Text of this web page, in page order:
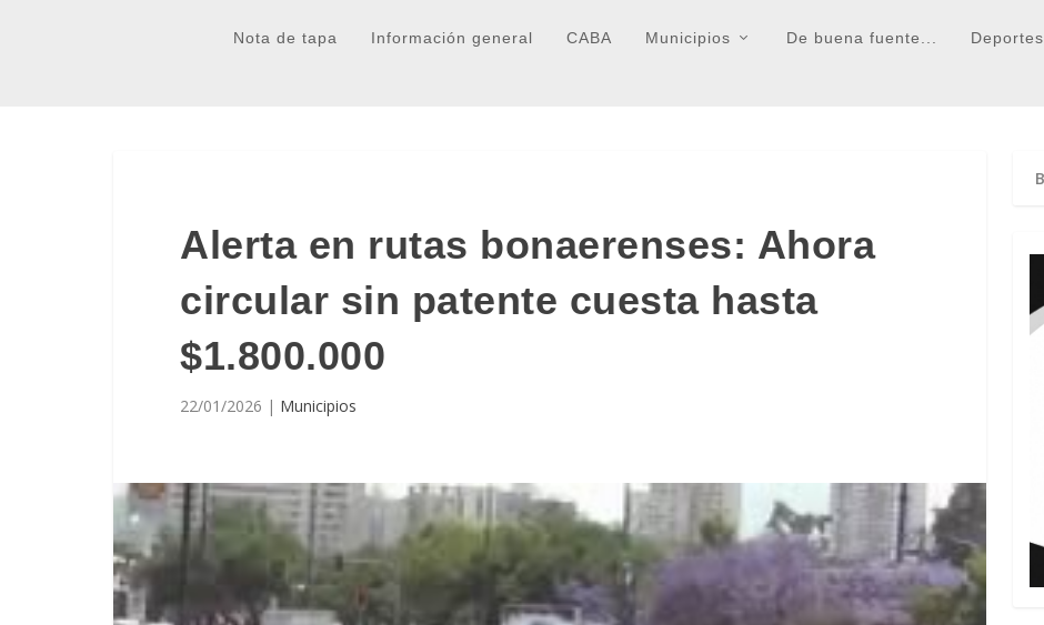
Nota de tapa Información general CABA Municipios De buena fuente... Deportes
Alerta en rutas bonaerenses: Ahora
circular sin patente cuesta hasta
$1.800.000
22/01/2026 | Municipios